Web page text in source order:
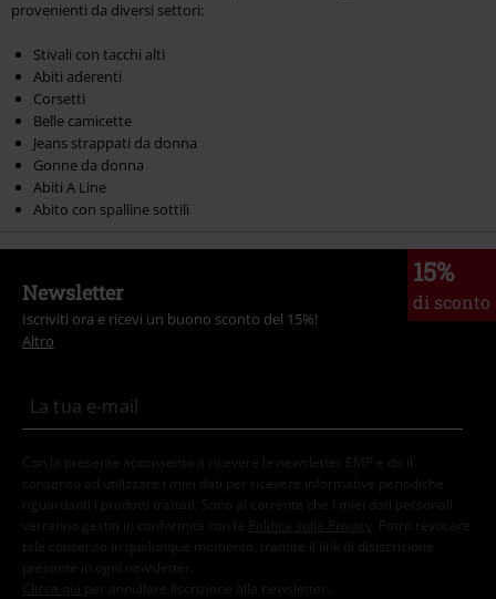
provenienti da diversi settori:
Stivali con tacchi alti
Abiti aderenti
Corsetti
Belle camicette
Jeans strappati da donna
Gonne da donna
Abiti A Line
Abito con spalline sottili
15%
di sconto
Newsletter
Iscriviti ora e ricevi un buono sconto del 15%!
Altro
Con la presente acconsento a ricevere le newsletter EMP e do il
consenso ad utilizzare i miei dati per ricevere informative periodiche
riguardanti i prodotti trattati. Sono al corrente che i miei dati personali
verranno gestiti in conformità con la
Politica sulla Privacy
. Potrò revocare
tale consenso in qualunque momento, tramite il link di disiscrizione
presente in ogni newsletter.
Clicca qui per annullare liscrizione alla newsletter.